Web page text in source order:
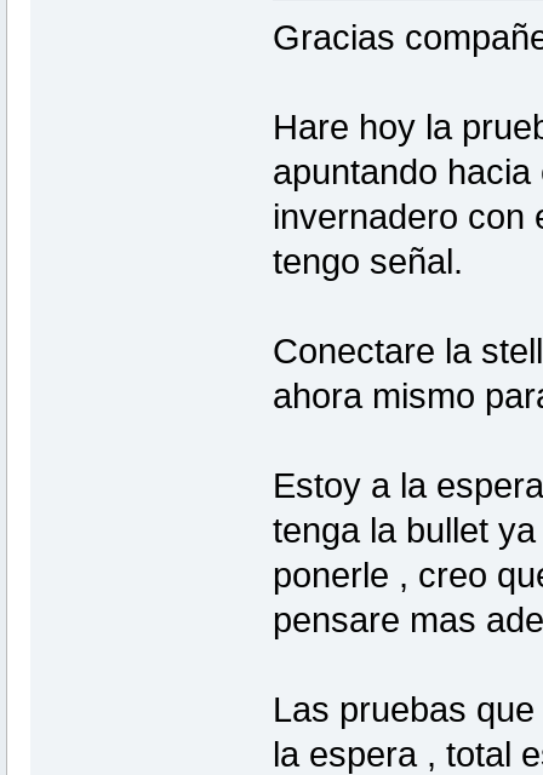
Gracias
Hare hoy la
apuntando
invernadero con
tengo señal.
Conectare la
ahora mismo
Estoy a la
tenga la bullet
ponerle , creo
pensare mas
Las pruebas
la espera , total